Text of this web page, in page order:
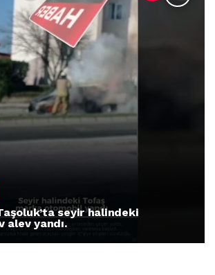
seyir halindeki
alev yandı.